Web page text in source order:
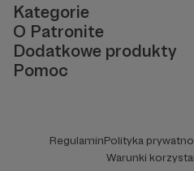
Kategorie
O Patronite
Dodatkowe produkty
Pomoc
RegulaminPolityka
Warunki